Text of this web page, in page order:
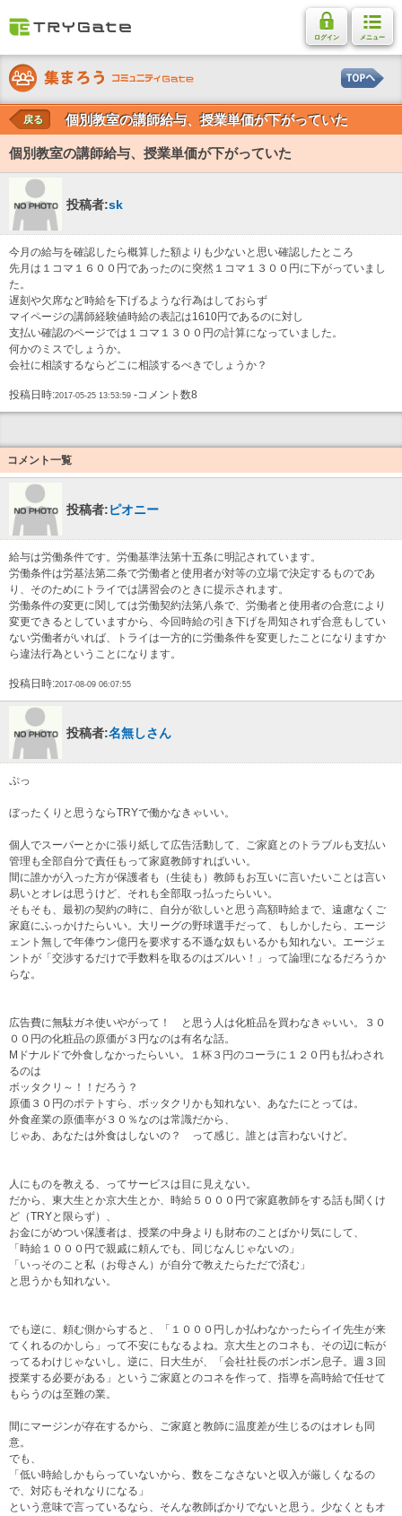
ログイン メニュー
戻る 個別教室の講師給与、授業単価が下がっていた
個別教室の講師給与、授業単価が下がっていた
投稿者:sk
今月の給与を確認したら概算した額よりも少ないと思い確認したところ
先月は１コマ１６００円であったのに突然１コマ１３００円に下がっていまし
た。
遅刻や欠席など時給を下げるような行為はしておらず
マイページの講師経験値時給の表記は1610円であるのに対し
支払い確認のページでは１コマ１３００円の計算になっていました。
何かのミスでしょうか。
会社に相談するならどこに相談するべきでしょうか？
投稿日時:2017-05-25 13:53:59 -コメント数8
コメント一覧
投稿者:ピオニー
給与は労働条件です。労働基準法第十五条に明記されています。
労働条件は労基法第二条で労働者と使用者が対等の立場で決定するものであ
り、そのためにトライでは講習会のときに提示されます。
労働条件の変更に関しては労働契約法第八条で、労働者と使用者の合意により
変更できるとしていますから、今回時給の引き下げを周知されず合意もしてい
ない労働者がいれば、トライは一方的に労働条件を変更したことになりますか
ら違法行為ということになります。
投稿日時:2017-08-09 06:07:55
投稿者:名無しさん
ぷっ
ぼったくりと思うならTRYで働かなきゃいい。
個人でスーパーとかに張り紙して広告活動して、ご家庭とのトラブルも支払い
管理も全部自分で責任もって家庭教師すればいい。
間に誰かが入った方が保護者も（生徒も）教師もお互いに言いたいことは言い
易いとオレは思うけど、それも全部取っ払ったらいい。
そもそも、最初の契約の時に、自分が欲しいと思う高額時給まで、遠慮なくご
家庭にふっかけたらいい。大リーグの野球選手だって、もしかしたら、エージ
ェント無しで年俸ウン億円を要求する不遜な奴もいるかも知れない。エージェ
ントが「交渉するだけで手数料を取るのはズルい！」って論理になるだろうか
らな。
広告費に無駄ガネ使いやがって！ と思う人は化粧品を買わなきゃいい。３０
００円の化粧品の原価が３円なのは有名な話。
Mドナルドで外食しなかったらいい。１杯３円のコーラに１２０円も払わされ
るのは
ボッタクリ～！！だろう？
原価３０円のポテトすら、ボッタクリかも知れない、あなたにとっては。
外食産業の原価率が３０％なのは常識だから、
じゃあ、あなたは外食はしないの？ って感じ。誰とは言わないけど。
人にものを教える、ってサービスは目に見えない。
だから、東大生とか京大生とか、時給５０００円で家庭教師をする話も聞くけ
ど（TRYと限らず）、
お金にがめつい保護者は、授業の中身よりも財布のことばかり気にして、
「時給１０００円で親戚に頼んでも、同じなんじゃないの」
「いっそのこと私（お母さん）が自分で教えたらただで済む」
と思うかも知れない。
でも逆に、頼む側からすると、「１０００円しか払わなかったらイイ先生が来
てくれるのかしら」って不安にもなるよね。京大生とのコネも、その辺に転が
ってるわけじゃないし。逆に、日大生が、「会社社長のボンボン息子。週３回
授業する必要がある」というご家庭とのコネを作って、指導を高時給で任せて
もらうのは至難の業。
間にマージンが存在するから、ご家庭と教師に温度差が生じるのはオレも同
意。
でも、
「低い時給しかもらっていないから、数をこなさないと収入が厳しくなるの
で、対応もそれなりになる」
という意味で言っているなら、そんな教師ばかりでないと思う。少なくともオ